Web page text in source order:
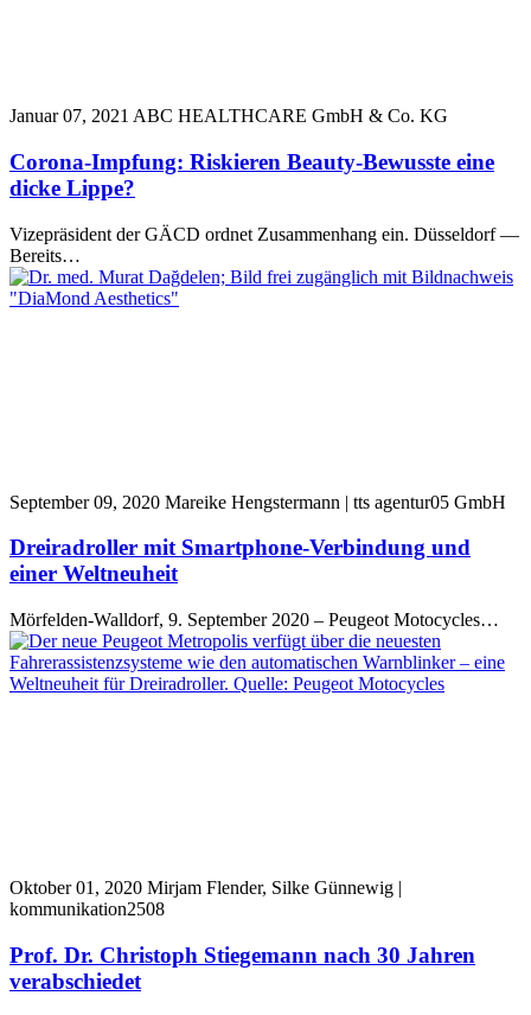
Januar 07, 2021 ABC HEALTHCARE GmbH & Co. KG
Corona-Impfung: Riskieren Beauty-Bewusste eine
dicke Lippe?
Vizepräsident der GÄCD ordnet Zusammenhang ein. Düsseldorf —
Bereits…
September 09, 2020 Mareike Hengstermann | tts agentur05 GmbH
Dreiradroller mit Smartphone-Verbindung und
einer Weltneuheit
Mörfelden-Walldorf, 9. September 2020 – Peugeot Motocycles…
Oktober 01, 2020 Mirjam Flender, Silke Günnewig |
kommunikation2508
Prof. Dr. Christoph Stiegemann nach 30 Jahren
verabschiedet